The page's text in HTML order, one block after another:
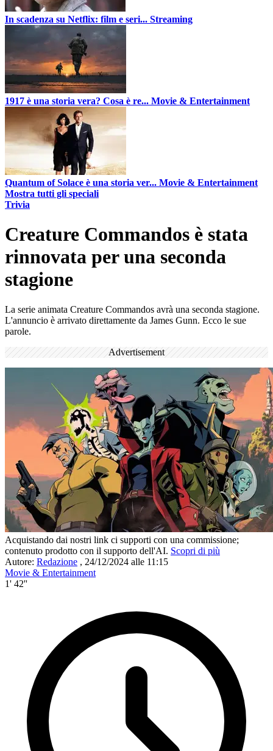
In scadenza su Netflix: film e seri... Streaming
1917 è una storia vera? Cosa è re... Movie & Entertainment
Quantum of Solace è una storia ver... Movie & Entertainment
Mostra tutti gli speciali
Trivia
Creature Commandos è stata
rinnovata per una seconda
stagione
La serie animata Creature Commandos avrà una seconda stagione.
L'annuncio è arrivato direttamente da James Gunn. Ecco le sue
parole.
Advertisement
Acquistando dai nostri link ci supporti con una commissione;
contenuto prodotto con il supporto dell'AI. Scopri di più
Autore: Redazione , 24/12/2024 alle 11:15
Movie & Entertainment
1' 42''